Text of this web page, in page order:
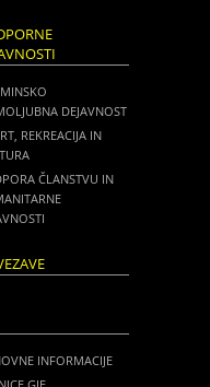
DEJAVNOST
REKREACIJA IN
ČLANSTVU IN
INFORMACIJE